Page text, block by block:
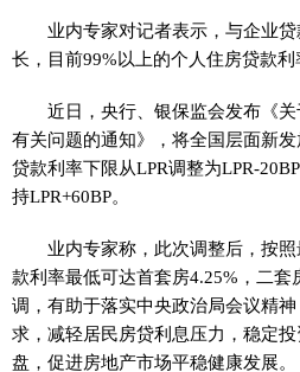
业内专家对记者表示，与企业
长，目前99%以上的个人住房贷款利
近日，央行、银保监会发布《
有关问题的通知》，将全国层面新
贷款利率下限从LPR调整为LPR-
持LPR+60BP。
业内专家称，此次调整后，按
款利率最低可达首套房4.25%，二套
调，有助于落实中央政治局会议精
求，减轻居民房贷利息压力，稳定
盘，促进房地产市场平稳健康发展。